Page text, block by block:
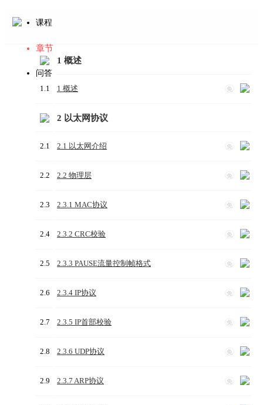
课程
章节
问答
1 概述
1.1 免
1 概述
2 以太网协议
2.1 免
2.1 以太网介绍
2.2 免
2.2 物理层
2.3 免
2.3.1 MAC协议
2.4 免
2.3.2 CRC校验
2.5 免
2.3.3 PAUSE流量控制帧格式
2.6 免
2.3.4 IP协议
2.7 免
2.3.5 IP首部校验
2.8 免
2.3.6 UDP协议
2.9 免
2.3.7 ARP协议